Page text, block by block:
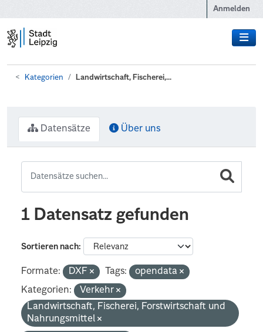
Anmelden
Kategorien Landwirtschaft, Fischerei,...
Datensätze Über uns
1 Datensatz gefunden
Sortieren nach
Formate: DXF Tags:
opendata
Kategorien:
Verkehr
Landwirtschaft, Fischerei, Forstwirtschaft und
Nahrungsmittel